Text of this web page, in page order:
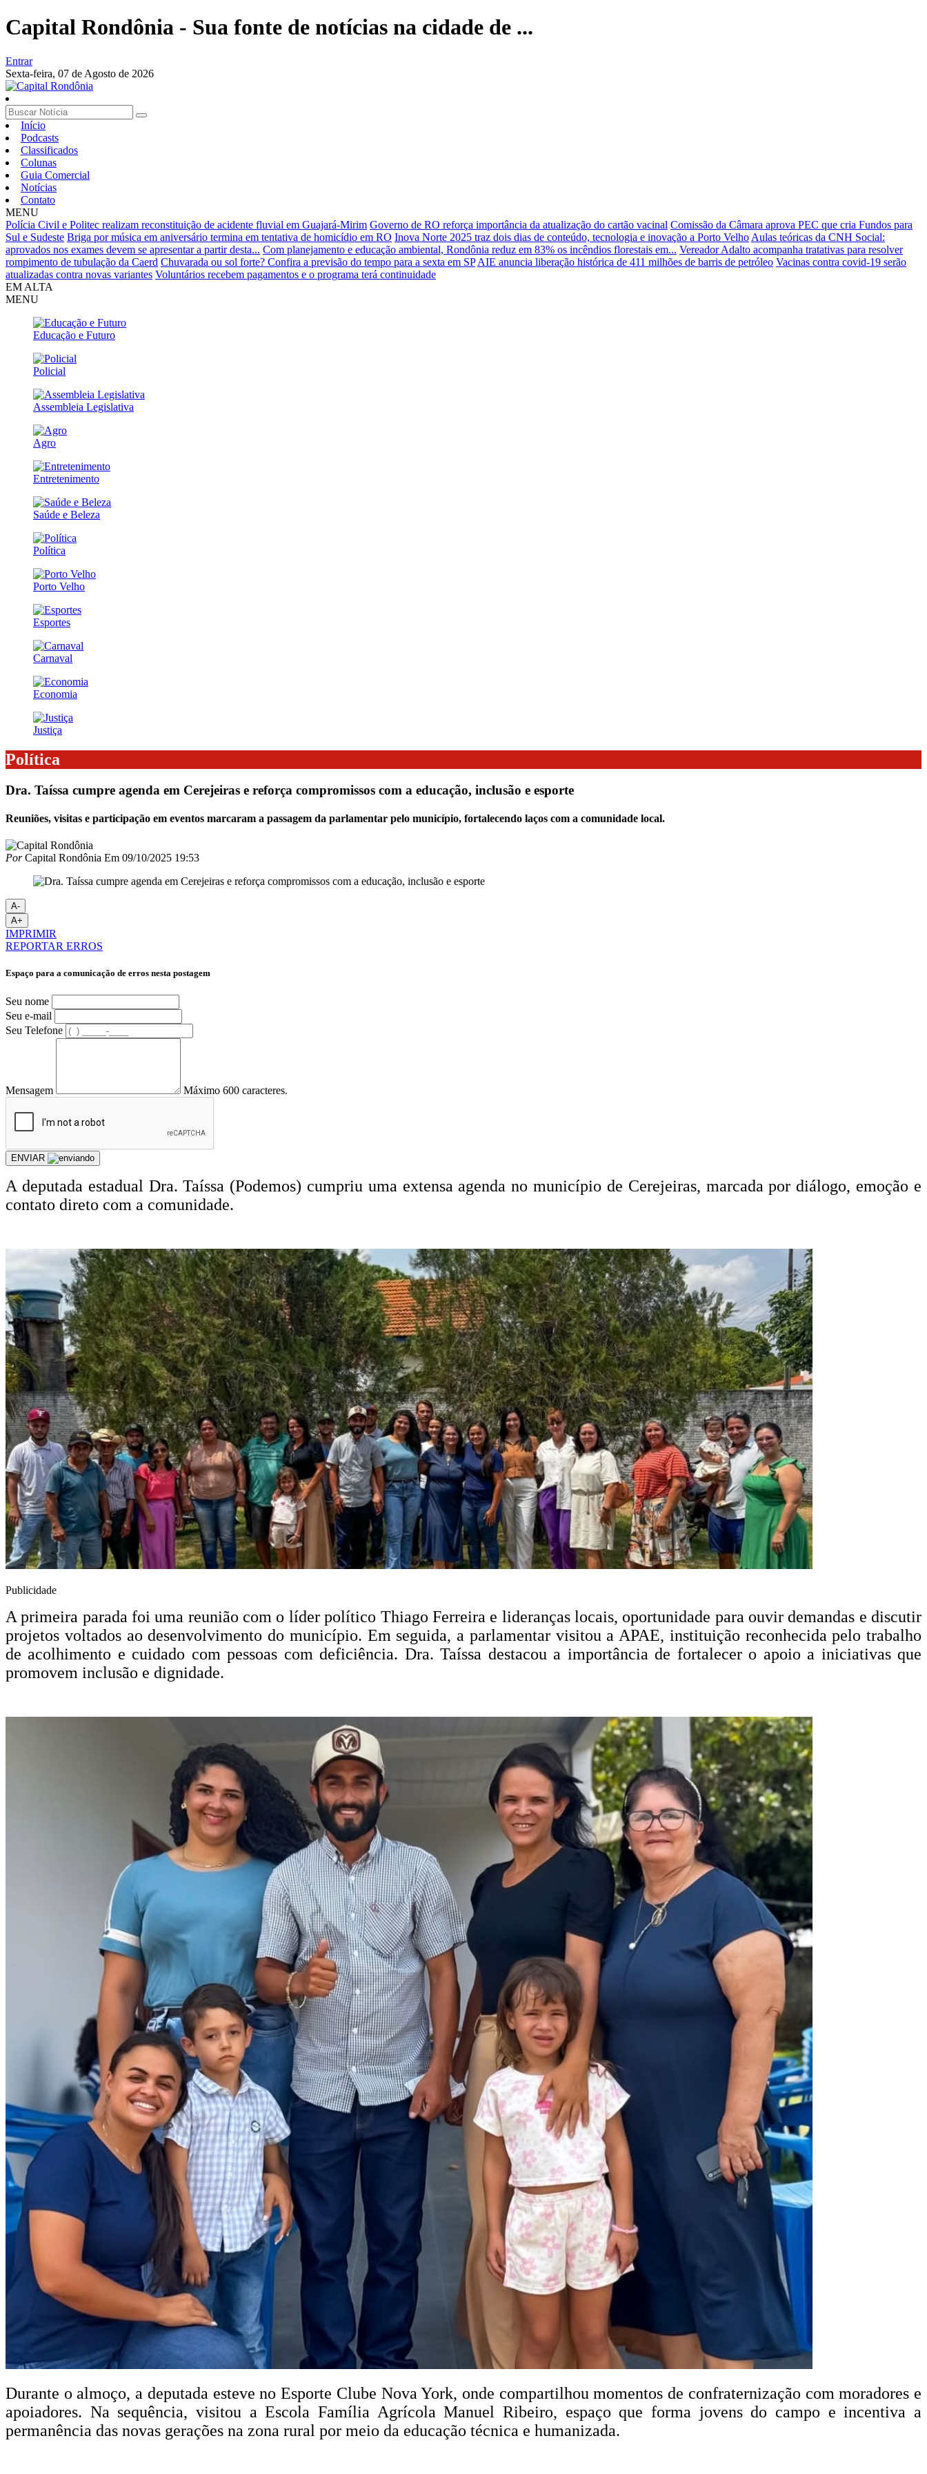
Capital Rondônia - Sua fonte de notícias na cidade de ...
Entrar
Sexta-feira, 07 de Agosto de 2026
Início
Podcasts
Classificados
Colunas
Guia Comercial
Notícias
Contato
MENU
Polícia Civil e Politec realizam reconstituição de acidente fluvial em Guajará-Mirim Governo de RO reforça importância da atualização do cartão vacinal Comissão da Câmara aprova PEC que cria Fundos para
Sul e Sudeste Briga por música em aniversário termina em tentativa de homicídio em RO Inova Norte 2025 traz dois dias de conteúdo, tecnologia e inovação a Porto Velho Aulas teóricas da CNH Social:
aprovados nos exames devem se apresentar a partir desta... Com planejamento e educação ambiental, Rondônia reduz em 83% os incêndios florestais em... Vereador Adalto acompanha tratativas para resolver
rompimento de tubulação da Caerd Chuvarada ou sol forte? Confira a previsão do tempo para a sexta em SP AIE anuncia liberação histórica de 411 milhões de barris de petróleo Vacinas contra covid-19 serão
atualizadas contra novas variantes Voluntários recebem pagamentos e o programa terá continuidade
EM ALTA
MENU
Educação e Futuro
Policial
Assembleia Legislativa
Agro
Entretenimento
Saúde e Beleza
Política
Porto Velho
Esportes
Carnaval
Economia
Justiça
Política
Dra. Taíssa cumpre agenda em Cerejeiras e reforça compromissos com a educação, inclusão e esporte
Reuniões, visitas e participação em eventos marcaram a passagem da parlamentar pelo município, fortalecendo laços com a comunidade local.
PorCapital Rondônia Em 09/10/2025 19:53
A-
A+
IMPRIMIR
REPORTAR ERROS
Espaço para a comunicação de erros nesta postagem
Seu nome
Seu e-mail
Seu Telefone
Mensagem Máximo 600 caracteres.
ENVIAR
A deputada estadual Dra. Taíssa (Podemos) cumpriu uma extensa agenda no município de Cerejeiras, marcada por diálogo, emoção e
contato direto com a comunidade.
Publicidade
A primeira parada foi uma reunião com o líder político Thiago Ferreira e lideranças locais, oportunidade para ouvir demandas e discutir
projetos voltados ao desenvolvimento do município. Em seguida, a parlamentar visitou a APAE, instituição reconhecida pelo trabalho
de acolhimento e cuidado com pessoas com deficiência. Dra. Taíssa destacou a importância de fortalecer o apoio a iniciativas que
promovem inclusão e dignidade.
Durante o almoço, a deputada esteve no Esporte Clube Nova York, onde compartilhou momentos de confraternização com moradores e
apoiadores. Na sequência, visitou a Escola Família Agrícola Manuel Ribeiro, espaço que forma jovens do campo e incentiva a
permanência das novas gerações na zona rural por meio da educação técnica e humanizada.